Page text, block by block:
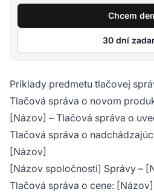
Chcem
30 dní
Príklady predmetu tlačovej
Tlačová správa o novom
[Názov] – Tlačová správa o
Tlačová správa o
[Názov]
[Názov spoločnosti] Správy –
Tlačová správa o cene: [Názov]